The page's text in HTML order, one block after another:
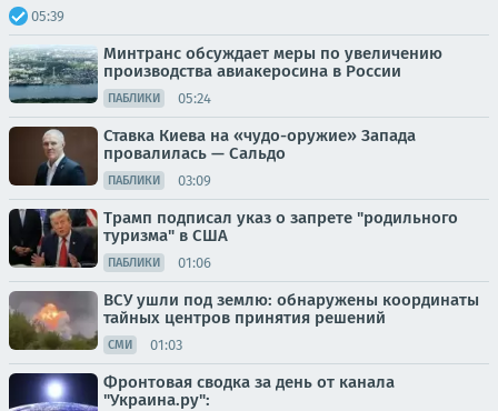
05:39
Минтранс обсуждает меры по увеличению
производства авиакеросина в России
ПАБЛИКИ 05:24
Ставка Киева на «чудо-оружие» Запада
провалилась — Сальдо
ПАБЛИКИ 03:09
Трамп подписал указ о запрете "родильного
туризма" в США
ПАБЛИКИ 01:06
ВСУ ушли под землю: обнаружены координаты
тайных центров принятия решений
СМИ 01:03
Фронтовая сводка за день от канала
"Украина.ру":